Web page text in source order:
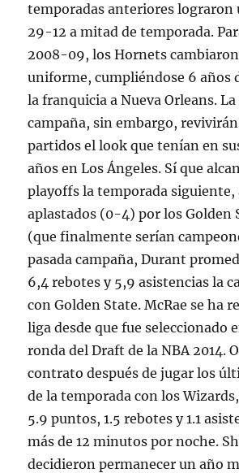
temporadas anteriores lograron
29-12 a mitad de temporada.
2008-09, los Hornets
uniforme, cumpliéndose 6 años
la franquicia a Nueva Orleans.
campaña, sin embargo,
partidos el look que tenían en
años en Los Ángeles. Sí que
playoffs la temporada siguiente,
aplastados (0-4) por los Golden
(que finalmente serían
pasada campaña, Durant
6,4 rebotes y 5,9 asistencias la
con Golden State. McRae se ha
liga desde que fue seleccionado
ronda del Draft de la NBA 2014.
contrato después de jugar los
de la temporada con los
5.9 puntos, 1.5 rebotes y 1.1
más de 12 minutos por noche.
decidieron permanecer un año